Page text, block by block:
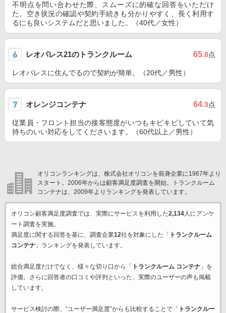
不明点を問い合わせた際、スムーズに的確な回答をいただけ
た。空き状況の確認や契約手続きも分かりやすく、長く利用す
るにも良いシステムだと思いました。（40代／女性）
レオパレス21のトランクルーム 65.8点
レオパレスに住んでるので契約が簡単。（20代／男性）
オレンジコンテナ 64.3点
従業員・フロント担当の接客態度がいつもキビキビしていて気
持ちのいい対応をしてくださいます。（60代以上／男性）
オリコンランキングは、株式会社オリコンを前身企業に1967年より
スタート。2006年からは顧客満足度調査を開始。トランクルーム
コンテナは、2009年よりランキングを発表しています。
オリコン顧客満足度調査では、実際にサービスを利用した2,134人にアンケ
ート調査を実施。
満足度に関する回答を基に、調査企業12社を対象にした「
トランクルーム
コンテナ」ランキングを発表しています。
総合満足度だけでなく、様々な切り口から「 トランクルーム コンテナ」を
評価。さらに回答者の口コミや評判といった、実際のユーザーの声も掲載
しています。
サービス検討の際、“ユーザー満足度”からも比較することで「
トランクルー